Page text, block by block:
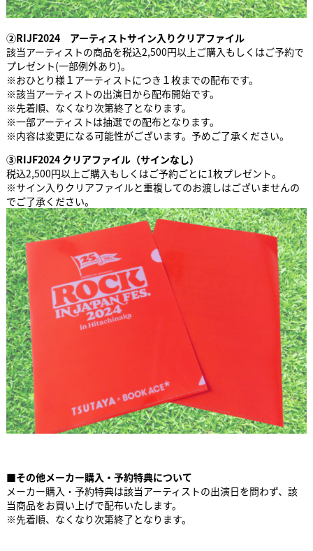
②RIJF2024 アーティストサイン入りクリアファイル
該当アーティストの商品を税込2,500円以上ご購入もしくはご予約で
プレゼント(一部例外あり)。
※おひとり様１アーティストにつき１枚までの配布です。
※該当アーティストの出演日から配布開始です。
※先着順、なくなり次第終了となります。
※一部アーティストは抽選での配布となります。
※内容は変更になる可能性がございます。予めご了承ください。
③RIJF2024 クリアファイル（サインなし）
税込2,500円以上ご購入もしくはご予約ごとに1枚プレゼント。
※サイン入りクリアファイルと重複してのお渡しはございませんの
でご了承ください。
■その他メーカー購入・予約特典について
メーカー購入・予約特典は該当アーティストの出演日を問わず、該
当商品をお買い上げで配布いたします。
※先着順、なくなり次第終了となります。